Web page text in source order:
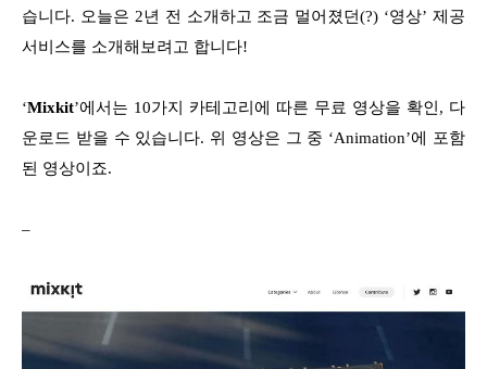
습니다. 오늘은 2년 전 소개하고 조금 멀어졌던(?) ‘영상’ 제공
서비스를 소개해보려고 합니다!
‘Mixkit’에서는 10가지 카테고리에 따른 무료 영상을 확인, 다
운로드 받을 수 있습니다. 위 영상은 그 중 ‘Animation’에 포함
된 영상이죠.
–